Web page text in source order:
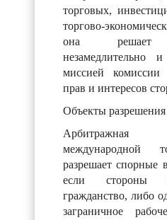
торговых,
торгово-
она решает
незамедлительно
миссией комиссии
прав и интересов
Объекты
международной
разрешает спорные
если стороны
гражданство, либо
заграничное